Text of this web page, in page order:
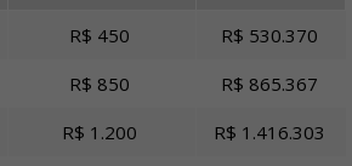
R$ 450
R$ 530.370
R$ 850
R$ 865.367
R$ 1.200
R$ 1.416.303